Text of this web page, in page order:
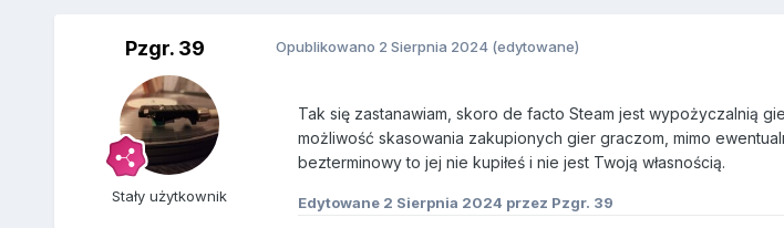
Pzgr. 39
Stały użytkownik
Opublikowano 2 Sierpnia 2024 (edytowane)
Tak się zastanawiam, skoro de facto Steam jest wypożyczalnią
możliwość skasowania zakupionych gier graczom, mimo
bezterminowy to jej nie kupiłeś i nie jest Twoją własnością.
Edytowane 2 Sierpnia 2024 przez Pzgr. 39